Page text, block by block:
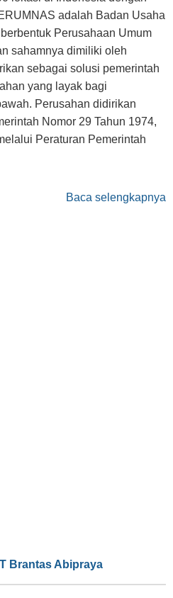
adalah Badan Usaha
Perusahaan Umum
sahamnya dimiliki oleh
sebagai solusi pemerintah
yang layak bagi
Perusahan didirikan
Nomor 29 Tahun 1974,
Peraturan Pemerintah
Baca selengkapnya
Brantas Abipraya